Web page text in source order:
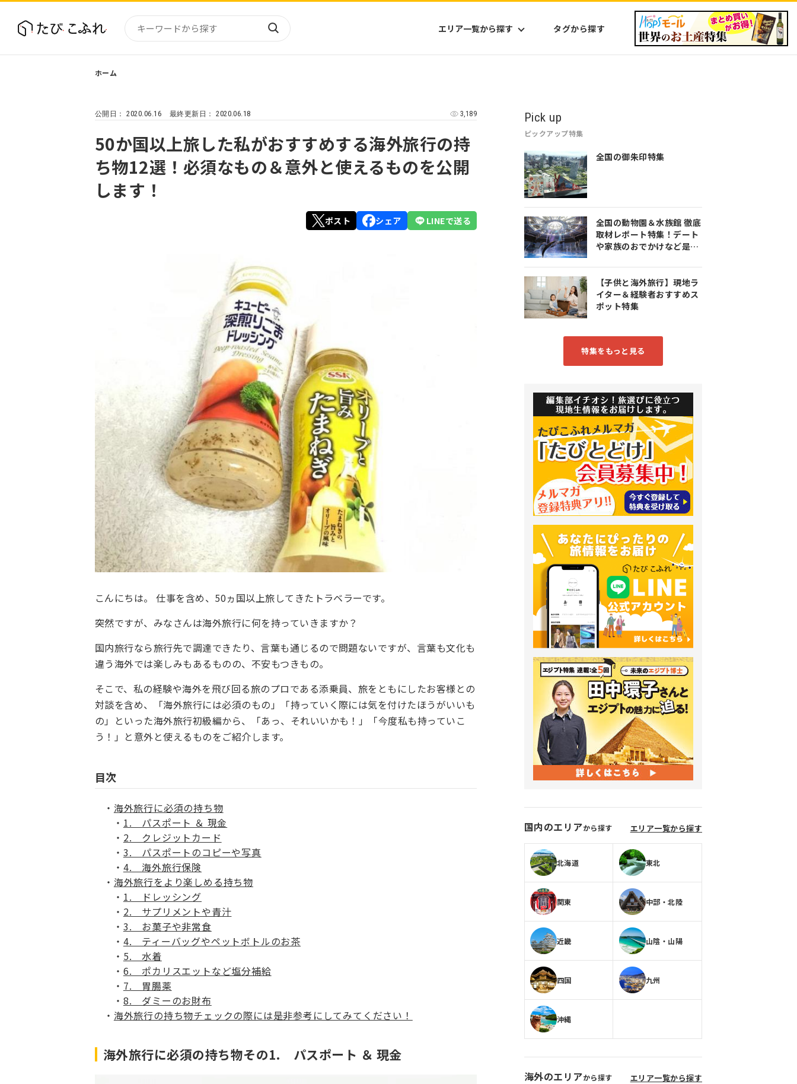
エリア一覧から探す タグから探す
東北
関東
中部・北陸
近畿
四国
九州
沖縄
アジア
北米
中南米
中近東
ハワイ
ミクロネシア
オセアニア
南太平洋
ホーム
公開日：2020.06.16 最終更新日：2020.06.18 3,189
50か国以上旅した私がおすすめする海外旅行の持
ち物12選！必須なもの＆意外と使えるものを公開
します！
ポスト シェア LINEで送る
こんにちは。 仕事を含め、50ヵ国以上旅してきたトラベラーです。
突然ですが、みなさんは海外旅行に何を持っていきますか？
国内旅行なら旅行先で調達できたり、言葉も通じるので問題ないですが、言葉も文化も
違う海外では楽しみもあるものの、不安もつきもの。
そこで、私の経験や海外を飛び回る旅のプロである添乗員、旅をともにしたお客様との
対談を含め、「海外旅行には必須のもの」「持っていく際には気を付けたほうがいいも
の」といった海外旅行初級編から、「あっ、それいいかも！」「今度私も持っていこ
う！」と意外と使えるものをご紹介します。
目次
海外旅行に必須の持ち物
1. パスポート ＆ 現金
2. クレジットカード
3. パスポートのコピーや写真
4. 海外旅行保険
海外旅行をより楽しめる持ち物
1. ドレッシング
2. サプリメントや青汁
3. お菓子や非常食
4. ティーバッグやペットボトルのお茶
5. 水着
6. ポカリスエットなど塩分補給
7. 胃腸薬
8. ダミーのお財布
海外旅行の持ち物チェックの際には是非参考にしてみてください！
海外旅行に必須の持ち物その1. パスポート ＆ 現金
Pick up
ピックアップ特集
全国の御朱印特集
全国の動物園＆水族館 徹底
取材レポート特集！デート
や家族のおでかけなど是非
【子供と海外旅行】現地ラ
イター＆経験者おすすめス
ポット特集
特集をもっと見る
国内のエリアから探す エリア一覧から探す
北海道 東北
関東 中部・北陸
近畿 山陰・山陽
四国 九州
沖縄
海外のエリアから探す エリア一覧から探す